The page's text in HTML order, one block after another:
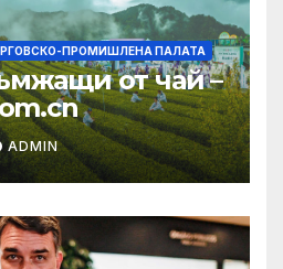
ПРОМИШЛЕНА ПАЛАТА
от чай –
ADMIN